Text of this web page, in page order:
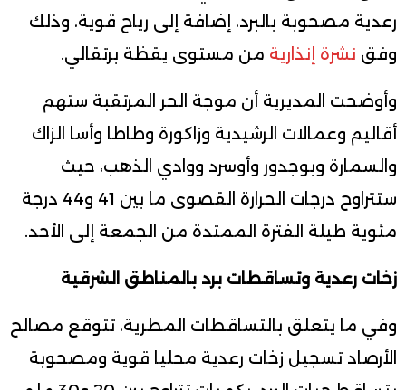
رعدية مصحوبة بالبرد، إضافة إلى رياح قوية، وذلك
وفق نشرة إنذارية من مستوى يقظة برتقالي.
وأوضحت المديرية أن موجة الحر المرتقبة ستهم
أقاليم وعمالات الرشيدية وزاكورة وطاطا وأسا الزاك
والسمارة وبوجدور وأوسرد ووادي الذهب، حيث
ستتراوح درجات الحرارة القصوى ما بين 41 و44 درجة
مئوية طيلة الفترة الممتدة من الجمعة إلى الأحد.
زخات رعدية وتساقطات برد بالمناطق الشرقية
وفي ما يتعلق بالتساقطات المطرية، تتوقع مصالح
الأرصاد تسجيل زخات رعدية محليا قوية ومصحوبة